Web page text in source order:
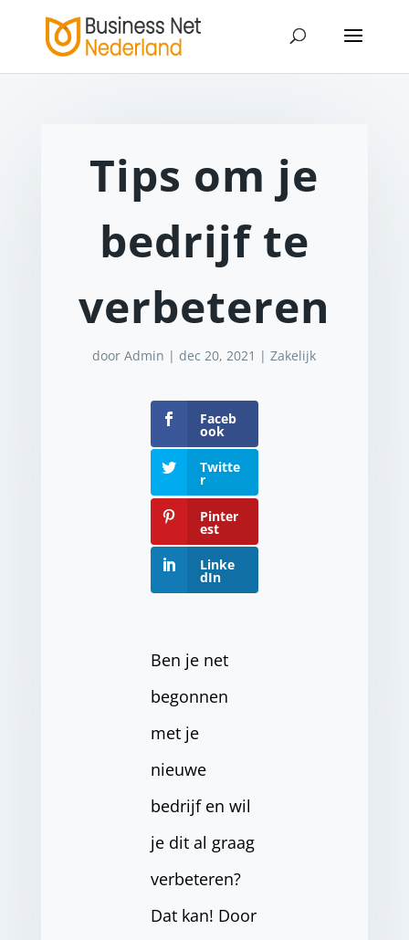
Tips om je
bedrijf te
verbeteren
doorAdmin | dec 20, 2021 |Zakelijk
Faceb
ook
Twitte
r
Pinter
est
Linke
dIn
Ben je net
begonnen
met je
nieuwe
bedrijf en wil
je dit al graag
verbeteren?
Dat kan! Door